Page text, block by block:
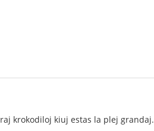
krokodiloj kiuj estas la plej grandaj.